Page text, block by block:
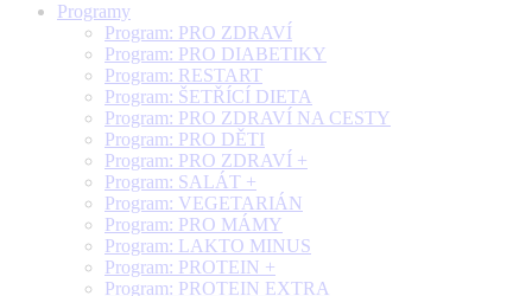
Programy
Program: PRO ZDRAVÍ
Program: PRO DIABETIKY
Program: RESTART
Program: ŠETŘÍCÍ DIETA
Program: PRO ZDRAVÍ NA CESTY
Program: PRO DĚTI
Program: PRO ZDRAVÍ +
Program: SALÁT +
Program: VEGETARIÁN
Program: PRO MÁMY
Program: LAKTO MINUS
Program: PROTEIN +
Program: PROTEIN EXTRA